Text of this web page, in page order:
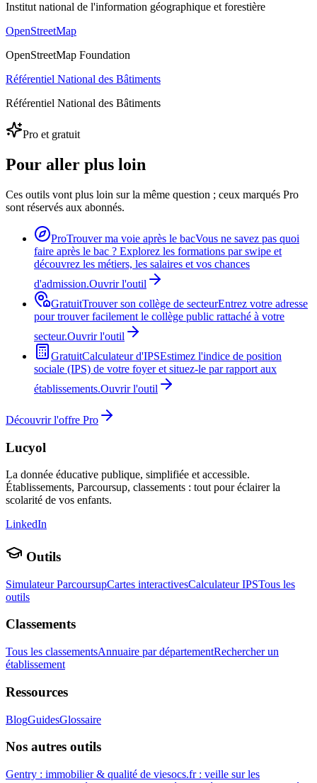
Institut national de l'information géographique et forestière
OpenStreetMap
OpenStreetMap Foundation
Référentiel National des Bâtiments
Référentiel National des Bâtiments
Pro et gratuit
Pour aller plus loin
Ces outils vont plus loin sur la même question ; ceux marqués Pro
sont réservés aux abonnés.
ProTrouver ma voie après le bacVous ne savez pas quoi
faire après le bac ? Explorez les formations par swipe et
découvrez les métiers, les salaires et vos chances
d'admission.Ouvrir l'outil
GratuitTrouver son collège de secteurEntrez votre adresse
pour trouver facilement le collège public rattaché à votre
secteur.Ouvrir l'outil
GratuitCalculateur d'IPSEstimez l'indice de position
sociale (IPS) de votre foyer et situez-le par rapport aux
établissements.Ouvrir l'outil
Découvrir l'offre Pro
Lucyol
La donnée éducative publique, simplifiée et accessible.
Établissements, Parcoursup, classements : tout pour éclairer la
scolarité de vos enfants.
LinkedIn
Outils
Simulateur ParcoursupCartes interactivesCalculateur IPSTous les
outils
Classements
Tous les classementsAnnuaire par départementRechercher un
établissement
Ressources
BlogGuidesGlossaire
Nos autres outils
Gentry : immobilier & qualité de viesocs.fr : veille sur les